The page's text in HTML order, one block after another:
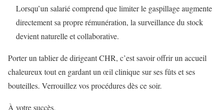
Lorsqu’un salarié comprend que limiter le gaspillage augmente
directement sa propre rémunération, la surveillance du stock
devient naturelle et collaborative.
Porter un tablier de dirigeant CHR, c’est savoir offrir un accueil
chaleureux tout en gardant un œil clinique sur ses fûts et ses
bouteilles. Verrouillez vos procédures dès ce soir.
À votre succès,